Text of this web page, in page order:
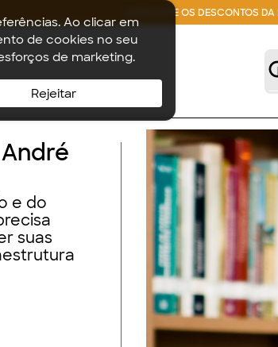
Ao clicar em
de cookies no seu
de marketing.
Rejeitar
APROVEITE OS DESCONTOS
e do
suas